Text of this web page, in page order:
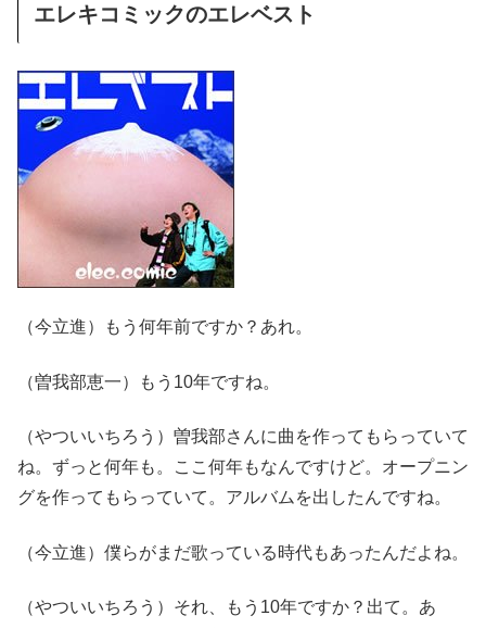
エレキコミックのエレベスト
（今立進）もう何年前ですか？あれ。
（曽我部恵一）もう10年ですね。
（やついいちろう）曽我部さんに曲を作ってもらっていて
ね。ずっと何年も。ここ何年もなんですけど。オープニン
グを作ってもらっていて。アルバムを出したんですね。
（今立進）僕らがまだ歌っている時代もあったんだよね。
（やついいちろう）それ、もう10年ですか？出て。あ